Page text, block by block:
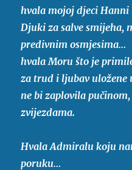
hvala mojoj djeci
Djuki za salve smijeha,
predivnim osmjesima…
hvala Moru što je
za trud i ljubav uložene
ne bi zaplovila
zvijezdama.
Hvala Admiralu koju
poruku…